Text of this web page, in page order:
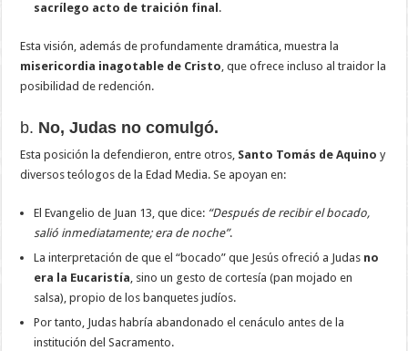
sacrílego acto de traición final .
Esta visión, además de profundamente dramática, muestra la
misericordia inagotable de Cristo, que ofrece incluso al traidor la
posibilidad de redención.
b. No, Judas no comulgó.
Esta posición la defendieron, entre otros, Santo Tomás de Aquino y
diversos teólogos de la Edad Media. Se apoyan en:
El Evangelio de Juan 13, que dice: “Después de recibir el bocado,
salió inmediatamente; era de noche”.
La interpretación de que el “bocado” que Jesús ofreció a Judas no
era la Eucaristía, sino un gesto de cortesía (pan mojado en
salsa), propio de los banquetes judíos.
Por tanto, Judas habría abandonado el cenáculo antes de la
institución del Sacramento.